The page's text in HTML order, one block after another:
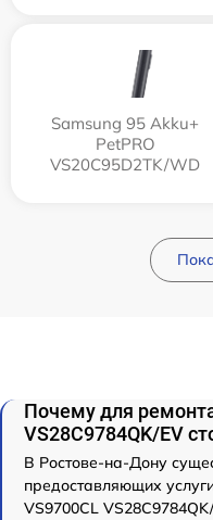
Samsung 95 Akku+
PetPRO
VS20C95D2TK/WD
Почему для
VS28C9784QK/EV
В Ростове-на-Дону
предоставляющих
VS9700CL